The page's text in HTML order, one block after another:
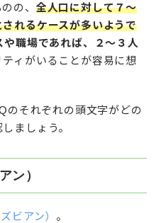
の、 全人口に対して７～
れるケースが多いようで
職場であれば、２〜３人
ィがいることが容易に想
のそれぞれの頭文字がどの
ましょう。
ン）
ズビアン） 。